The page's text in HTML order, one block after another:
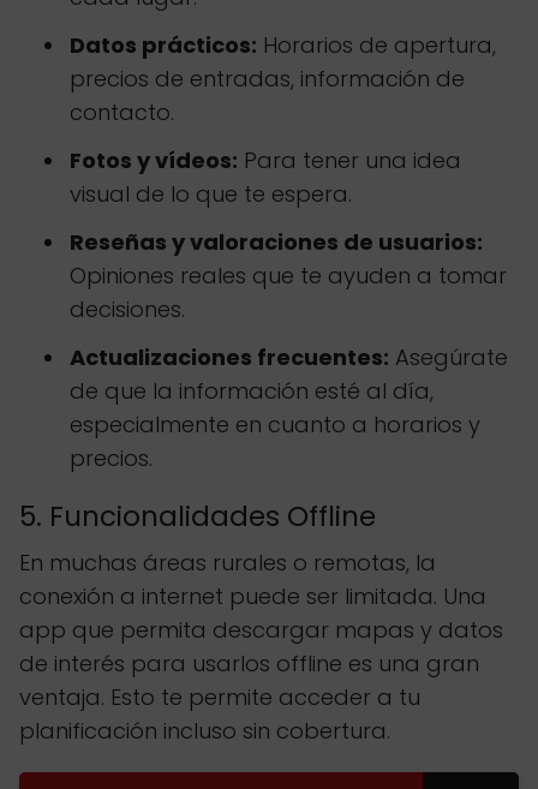
Datos prácticos: Horarios de apertura,
precios de entradas, información de
contacto.
Fotos y vídeos: Para tener una idea
visual de lo que te espera.
Reseñas y valoraciones de usuarios:
Opiniones reales que te ayuden a tomar
decisiones.
Actualizaciones frecuentes: Asegúrate
de que la información esté al día,
especialmente en cuanto a horarios y
precios.
5. Funcionalidades Offline
En muchas áreas rurales o remotas, la
conexión a internet puede ser limitada. Una
app que permita descargar mapas y datos
de interés para usarlos offline es una gran
ventaja. Esto te permite acceder a tu
planificación incluso sin cobertura.